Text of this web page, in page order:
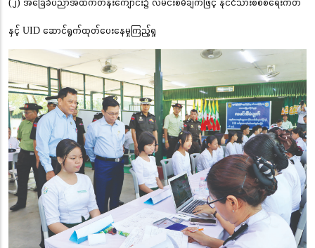
နှင့် UID ဆောင်ရွက်ထုတ်ပေးနေမှုကြည့်ရှု